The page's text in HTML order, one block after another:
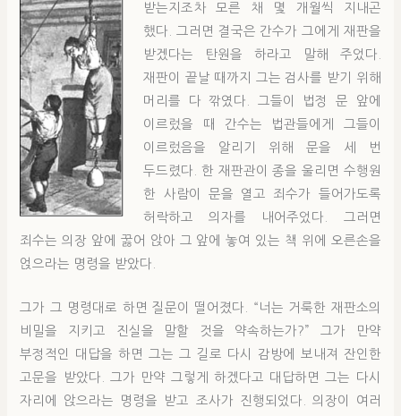
받는지조차 모른 채 몇 개월씩 지내곤
했다. 그러면 결국은 간수가 그에게 재판을
받겠다는 탄원을 하라고 말해 주었다.
재판이 끝날 때까지 그는 검사를 받기 위해
머리를 다 깎였다. 그들이 법정 문 앞에
이르렀을 때 간수는 법관들에게 그들이
이르렀음을 알리기 위해 문을 세 번
두드렸다. 한 재판관이 종을 울리면 수행원
한 사람이 문을 열고 죄수가 들어가도록
허락하고 의자를 내어주었다. 그러면
죄수는 의장 앞에 꿇어 앉아 그 앞에 놓여 있는 책 위에 오른손을
얹으라는 명령을 받았다.
그가 그 명령대로 하면 질문이 떨어졌다. “너는 거룩한 재판소의
비밀을 지키고 진실을 말할 것을 약속하는가?” 그가 만약
부정적인 대답을 하면 그는 그 길로 다시 감방에 보내져 잔인한
고문을 받았다. 그가 만약 그렇게 하겠다고 대답하면 그는 다시
자리에 앉으라는 명령을 받고 조사가 진행되었다. 의장이 여러